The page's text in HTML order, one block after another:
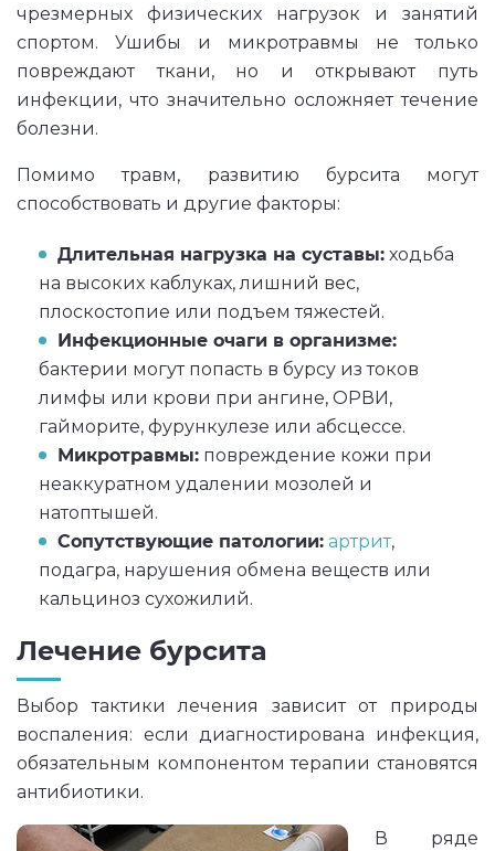
чрезмерных физических нагрузок и занятий
спортом. Ушибы и микротравмы не только
повреждают ткани, но и открывают путь
инфекции, что значительно осложняет течение
болезни.
Помимо травм, развитию бурсита могут
способствовать и другие факторы:
Длительная нагрузка на суставы: ходьба
на высоких каблуках, лишний вес,
плоскостопие или подъем тяжестей.
Инфекционные очаги в организме:
бактерии могут попасть в бурсу из токов
лимфы или крови при ангине, ОРВИ,
гайморите, фурункулезе или абсцессе.
Микротравмы: повреждение кожи при
неаккуратном удалении мозолей и
натоптышей.
Сопутствующие патологии: артрит,
подагра, нарушения обмена веществ или
кальциноз сухожилий.
Лечение бурсита
Выбор тактики лечения зависит от природы
воспаления: если диагностирована инфекция,
обязательным компонентом терапии становятся
антибиотики.
В ряде